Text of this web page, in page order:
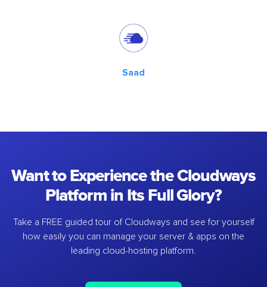
Saad
Want to Experience the Cloudways
Platform in Its Full Glory?
Take a FREE guided tour of Cloudways and see for yourself
how easily you can manage your server & apps on the
leading cloud-hosting platform.